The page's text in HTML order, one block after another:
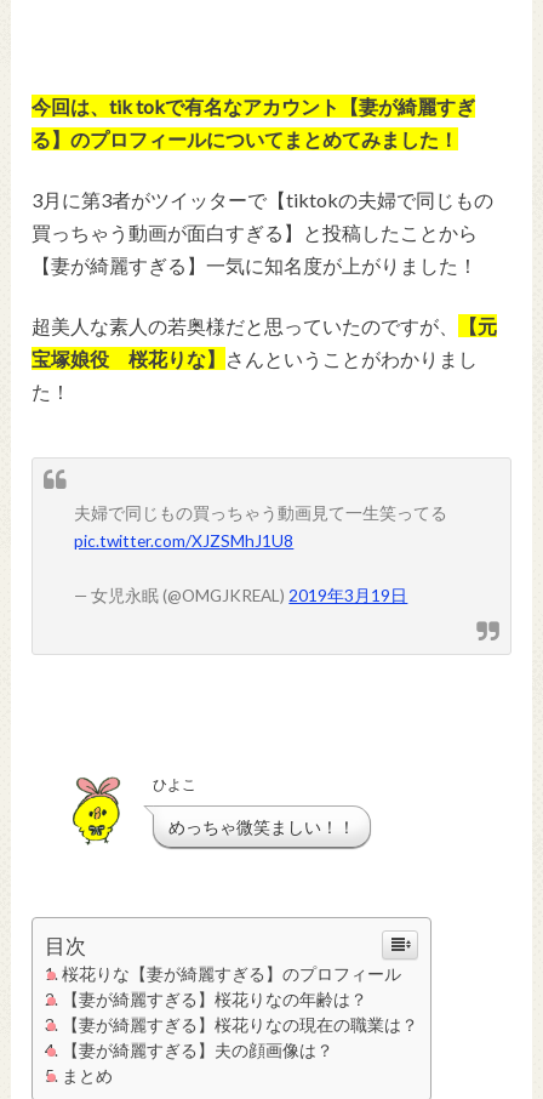
今回は、tik tokで有名なアカウント【妻が綺麗すぎ
る】のプロフィールについてまとめてみました！
3月に第3者がツイッターで【tiktokの夫婦で同じもの
買っちゃう動画が面白すぎる】と投稿したことから
【妻が綺麗すぎる】一気に知名度が上がりました！
超美人な素人の若奥様だと思っていたのですが、
【元
宝塚娘役 桜花りな】 さんということがわかりまし
た！
夫婦で同じもの買っちゃう動画見て一生笑ってる
pic.twitter.com/XJZSMhJ1U8
— 女児永眠 (@OMGJKREAL)2019年3月19日
ひよこ
めっちゃ微笑ましい！！
目次
桜花りな【妻が綺麗すぎる】のプロフィール
【妻が綺麗すぎる】桜花りなの年齢は？
【妻が綺麗すぎる】桜花りなの現在の職業は？
【妻が綺麗すぎる】夫の顔画像は？
まとめ